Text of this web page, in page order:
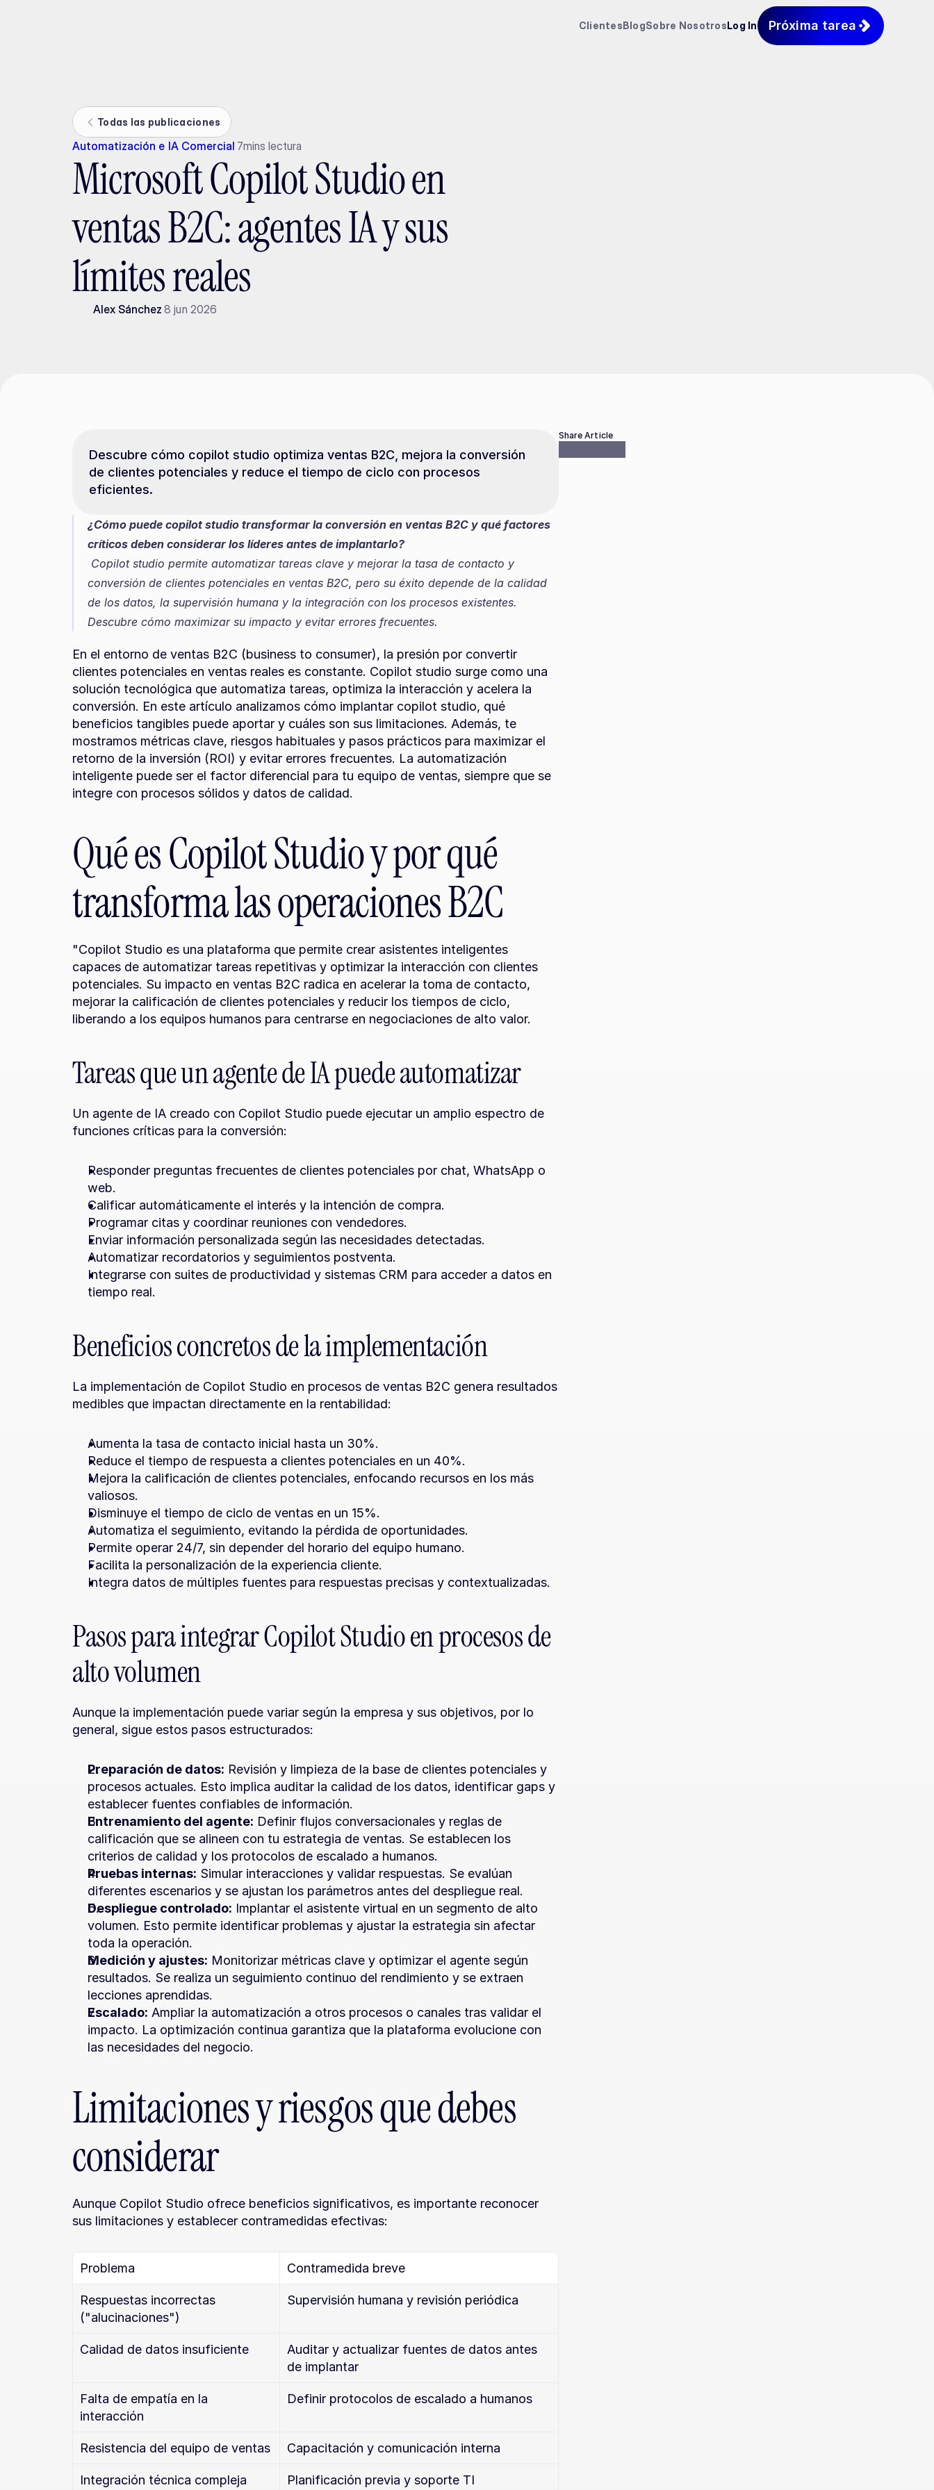
ClientesBlogSobre NosotrosLog In Próxima tarea
Todas las publicaciones
Automatización e IA Comercial 7mins lectura
Microsoft Copilot Studio en
ventas B2C: agentes IA y sus
límites reales
Alex Sánchez 8 jun 2026
Descubre cómo copilot studio optimiza ventas B2C, mejora la conversión
de clientes potenciales y reduce el tiempo de ciclo con procesos
eficientes.
¿Cómo puede copilot studio transformar la conversión en ventas B2C y qué factores
críticos deben considerar los líderes antes de implantarlo?
conversión de clientes potenciales en ventas B2C, pero su éxito depende de la calidad
de los datos, la supervisión humana y la integración con los procesos existentes.
Descubre cómo maximizar su impacto y evitar errores frecuentes.
En el entorno de ventas B2C (business to consumer), la presión por convertir
clientes potenciales en ventas reales es constante. Copilot studio surge como una
solución tecnológica que automatiza tareas, optimiza la interacción y acelera la
conversión. En este artículo analizamos cómo implantar copilot studio, qué
beneficios tangibles puede aportar y cuáles son sus limitaciones. Además, te
mostramos métricas clave, riesgos habituales y pasos prácticos para maximizar el
retorno de la inversión (ROI) y evitar errores frecuentes. La automatización
inteligente puede ser el factor diferencial para tu equipo de ventas, siempre que se
integre con procesos sólidos y datos de calidad.
Qué es Copilot Studio y por qué
transforma las operaciones B2C
"Copilot Studio es una plataforma que permite crear asistentes inteligentes
capaces de automatizar tareas repetitivas y optimizar la interacción con clientes
potenciales. Su impacto en ventas B2C radica en acelerar la toma de contacto,
mejorar la calificación de clientes potenciales y reducir los tiempos de ciclo,
liberando a los equipos humanos para centrarse en negociaciones de alto valor.
Tareas que un agente de IA puede automatizar
Un agente de IA creado con Copilot Studio puede ejecutar un amplio espectro de
funciones críticas para la conversión:
Responder preguntas frecuentes de clientes potenciales por chat, WhatsApp o
web.
Calificar automáticamente el interés y la intención de compra.
Programar citas y coordinar reuniones con vendedores.
Enviar información personalizada según las necesidades detectadas.
Automatizar recordatorios y seguimientos postventa.
Integrarse con suites de productividad y sistemas CRM para acceder a datos en
tiempo real.
Beneficios concretos de la implementación
La implementación de Copilot Studio en procesos de ventas B2C genera resultados
medibles que impactan directamente en la rentabilidad:
Aumenta la tasa de contacto inicial hasta un 30%.
Reduce el tiempo de respuesta a clientes potenciales en un 40%.
Mejora la calificación de clientes potenciales, enfocando recursos en los más
valiosos.
Disminuye el tiempo de ciclo de ventas en un 15%.
Automatiza el seguimiento, evitando la pérdida de oportunidades.
Permite operar 24/7, sin depender del horario del equipo humano.
Facilita la personalización de la experiencia cliente.
Integra datos de múltiples fuentes para respuestas precisas y contextualizadas.
Pasos para integrar Copilot Studio en procesos de
alto volumen
Aunque la implementación puede variar según la empresa y sus objetivos, por lo
general, sigue estos pasos estructurados:
Preparación de datos: Revisión y limpieza de la base de clientes potenciales y
procesos actuales. Esto implica auditar la calidad de los datos, identificar gaps y
establecer fuentes confiables de información.
Entrenamiento del agente: Definir flujos conversacionales y reglas de
calificación que se alineen con tu estrategia de ventas. Se establecen los
criterios de calidad y los protocolos de escalado a humanos.
Pruebas internas: Simular interacciones y validar respuestas. Se evalúan
diferentes escenarios y se ajustan los parámetros antes del despliegue real.
Despliegue controlado: Implantar el asistente virtual en un segmento de alto
volumen. Esto permite identificar problemas y ajustar la estrategia sin afectar
toda la operación.
Medición y ajustes: Monitorizar métricas clave y optimizar el agente según
resultados. Se realiza un seguimiento continuo del rendimiento y se extraen
lecciones aprendidas.
Escalado: Ampliar la automatización a otros procesos o canales tras validar el
impacto. La optimización continua garantiza que la plataforma evolucione con
las necesidades del negocio.
Limitaciones y riesgos que debes
considerar
Aunque Copilot Studio ofrece beneficios significativos, es importante reconocer
sus limitaciones y establecer contramedidas efectivas:
Problema Contramedida breve
Respuestas incorrectas
("alucinaciones")
Supervisión humana y revisión periódica
Calidad de datos insuficiente
Auditar y actualizar fuentes de datos antes
de implantar
Falta de empatía en la
interacción
Definir protocolos de escalado a humanos
Resistencia del equipo de ventas Capacitación y comunicación interna
Integración técnica compleja Planificación previa y soporte TI
Share Article